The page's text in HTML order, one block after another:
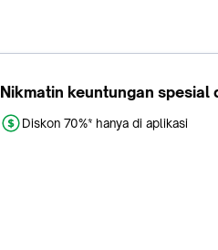
Nikmatin keuntungan spesial
Diskon 70%* hanya di aplikasi